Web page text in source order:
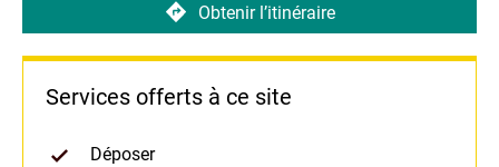
Obtenir l’itinéraire
Services offerts à ce site
Déposer